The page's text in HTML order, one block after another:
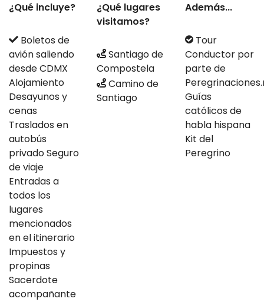
¿Qué incluye?
Boletos de
avión saliendo
desde CDMX
Alojamiento
Desayunos y
cenas
Traslados en
autobús
privado Seguro
de viaje
Entradas a
todos los
lugares
mencionados
en el itinerario
Impuestos y
propinas
Sacerdote
acompañante
¿Qué lugares
visitamos?
Santiago de
Compostela
Camino de
Santiago
Además...
Tour
Conductor por
parte de
Guías
católicos de
habla hispana
Kit del
Peregrino